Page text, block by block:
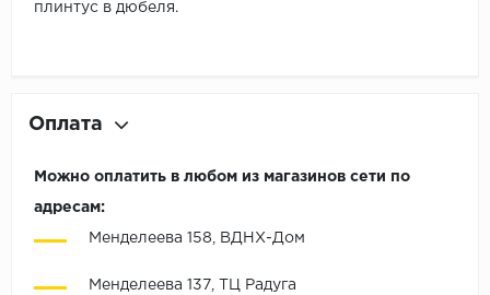
плинтус в дюбеля.
Оплата
Можно оплатить в любом из магазинов сети по
адресам:
Менделеева 158, ВДНХ-Дом
Менделеева 137, ТЦ Радуга